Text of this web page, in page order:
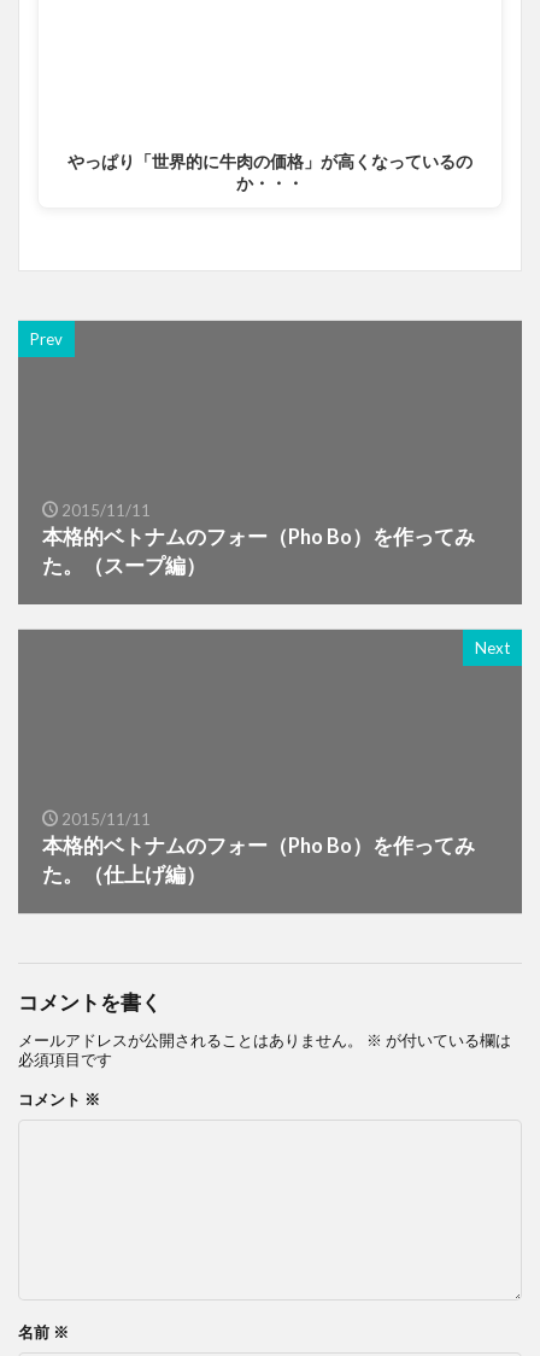
やっぱり「世界的に牛肉の価格」が高くなっているの
か・・・
Prev
2015/11/11
本格的ベトナムのフォー（Pho Bo）を作ってみ
た。（スープ編）
Next
2015/11/11
本格的ベトナムのフォー（Pho Bo）を作ってみ
た。（仕上げ編）
コメントを書く
メールアドレスが公開されることはありません。 ※ が付いている欄は
必須項目です
コメント ※
名前 ※